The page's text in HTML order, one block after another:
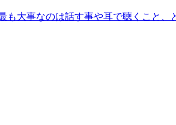
大事なのは話す事や耳で聴くこと